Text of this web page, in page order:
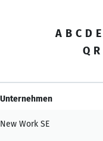
A B C D E
Q R
Unternehmen
New Work SE